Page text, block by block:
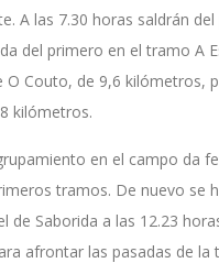
A las 7.30 horas saldrán
del primero en el tramo A
Couto, de 9,6 kilómetros,
kilómetros.
en el campo da
tramos. De nuevo se
de Saborida a las 12.23
afrontar las pasadas de la